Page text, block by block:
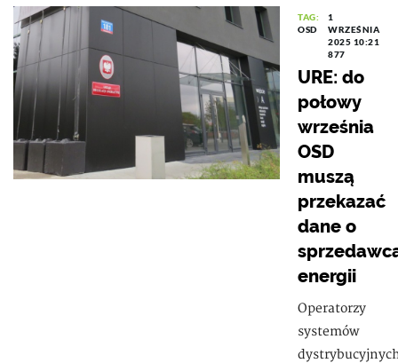
TAG:
OSD
1
WRZEŚNIA
2025 10:21
877
URE: do
połowy
września
OSD
muszą
przekazać
dane o
energii
Operatorzy
systemów